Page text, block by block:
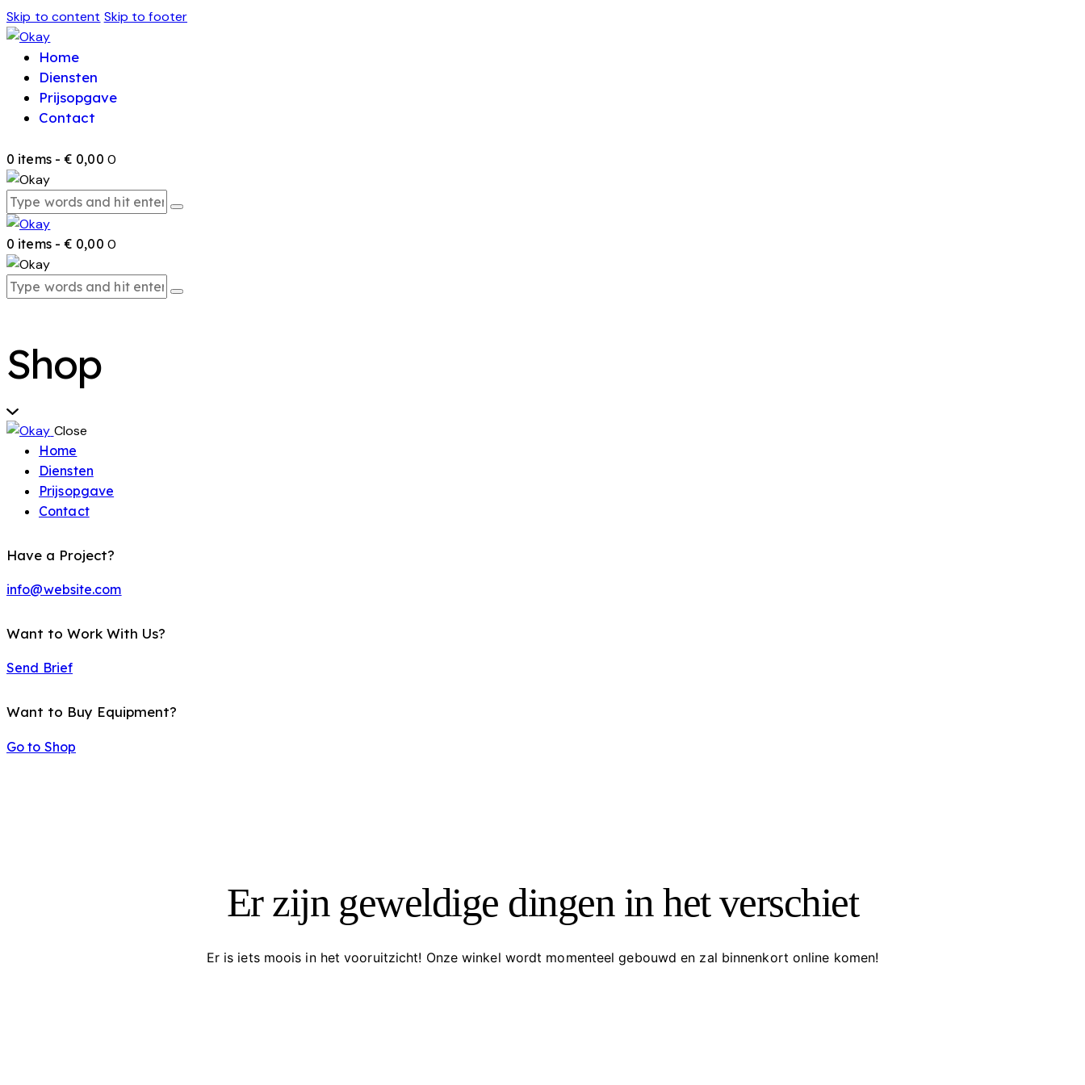
Skip to content Skip to footer
Home
Diensten
Prijsopgave
Contact
0 items-€ 0,00 0
0 items-€ 0,00 0
Shop
Close
Home
Diensten
Prijsopgave
Contact
Have a Project?
info@website.com
Want to Work With Us?
Send Brief
Want to Buy Equipment?
Go to Shop
Er zijn geweldige dingen in het verschiet
Er is iets moois in het vooruitzicht! Onze winkel wordt momenteel gebouwd en zal binnenkort online komen!